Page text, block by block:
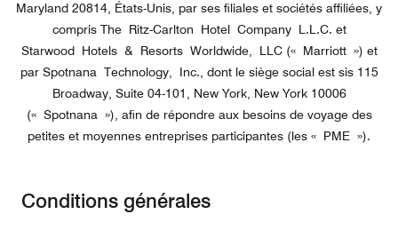
Maryland 20814, États-Unis, par ses filiales et sociétés affiliées, y
compris The Ritz-Carlton Hotel Company L.L.C. et
Starwood Hotels & Resorts Worldwide, LLC (« Marriott ») et
par Spotnana Technology, Inc., dont le siège social est sis 115
Broadway, Suite 04-101, New York, New York 10006
(« Spotnana »), afin de répondre aux besoins de voyage des
petites et moyennes entreprises participantes (les « PME »).
Conditions générales